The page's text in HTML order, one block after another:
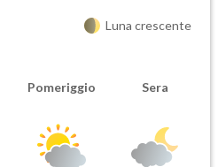
Luna crescente
Pomeriggio Sera